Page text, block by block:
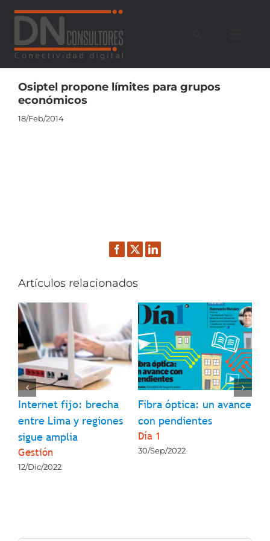
contenido
Osiptel propone límites para grupos
económicos
18/Feb/2014
Facebook
TwitterLinkedIn
Artículos relacionados
Internet fijo: brecha
entre Lima y regiones
sigue amplia
Gestión
12/Dic/2022
Fibra óptica: un avance
con pendientes
Día 1
30/Sep/2022